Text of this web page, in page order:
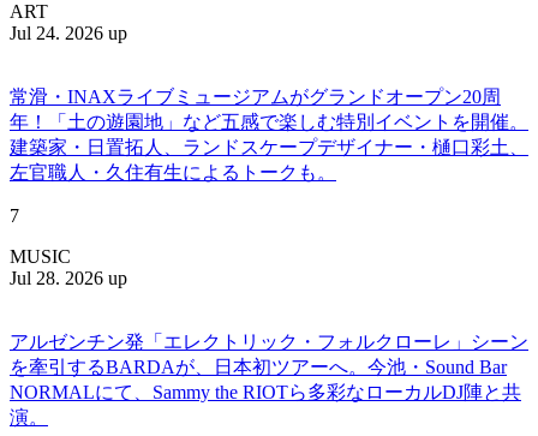
ART
Jul 24. 2026 up
常滑・INAXライブミュージアムがグランドオープン20周
年！「土の遊園地」など五感で楽しむ特別イベントを開催。
建築家・日置拓人、ランドスケープデザイナー・樋口彩土、
左官職人・久住有生によるトークも。
7
MUSIC
Jul 28. 2026 up
アルゼンチン発「エレクトリック・フォルクローレ」シーン
を牽引するBARDAが、日本初ツアーへ。今池・Sound Bar
NORMALにて、Sammy the RIOTら多彩なローカルDJ陣と共
演。